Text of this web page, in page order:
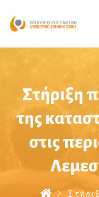
Στήριξη
της
στις